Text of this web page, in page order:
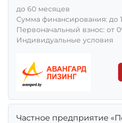
до 60 месяцев
Сумма финансирования: до
Первоначальный взнос: от
Индивидуальные условия
Частное предприятие